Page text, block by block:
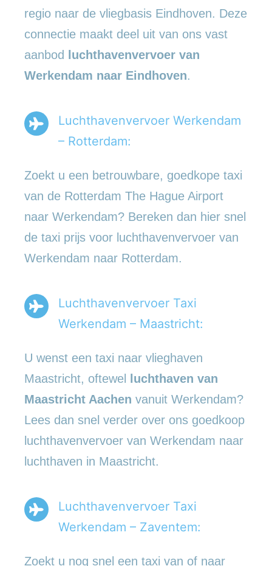
regio naar de vliegbasis Eindhoven. Deze
connectie maakt deel uit van ons vast
aanbod
luchthavenvervoer van
Werkendam naar Eindhoven.
Luchthavenvervoer Werkendam
– Rotterdam:
Zoekt u een betrouwbare, goedkope taxi
van de Rotterdam The Hague Airport
naar Werkendam? Bereken dan hier snel
de taxi prijs voor luchthavenvervoer van
Werkendam naar Rotterdam.
Luchthavenvervoer Taxi
Werkendam – Maastricht:
U wenst een taxi naar vlieghaven
Maastricht, oftewel
luchthaven van
Maastricht Aachen vanuit Werkendam?
Lees dan snel verder over ons goedkoop
luchthavenvervoer van Werkendam naar
luchthaven in Maastricht.
Luchthavenvervoer Taxi
Werkendam – Zaventem:
Zoekt u nog snel een taxi van of naar